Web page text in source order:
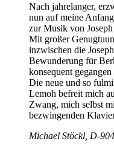
Nach jahrelanger,
nun auf meine
zur Musik von
Mit großer
inzwischen die
Bewunderung für
konsequent gegangen
Die neue und so
Lemoh befreit mich
Zwang, mich selbst
bezwingenden
Michael Stöckl, D-